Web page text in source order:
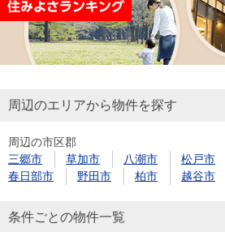
物
件
を
す
購入向け
サービス
住宅ロー
ンシミュ
試算
売却向け
周辺相場
住まいと
暮らしの
税金の本
売却ガイ
ド
ック版）
周辺のエリアから物件を探す
周辺の市区郡
三郷市
草加市 八潮市 松戸市
春日部市
野田市 柏市 越谷市
条件ごとの物件一覧